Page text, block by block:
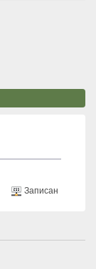
Записан